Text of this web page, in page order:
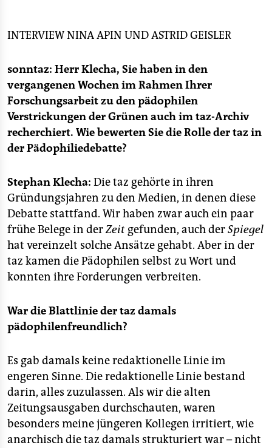
fragen & hilfe
unterstützen
abo
genossenschaft
epaper login
INTERVIEWNINA APIN UNDASTRID GEISLER
sonntaz: Herr Klecha, Sie haben in den
vergangenen Wochen im Rahmen Ihrer
Forschungsarbeit zu den pädophilen
Verstrickungen der Grünen auch im taz-Archiv
recherchiert. Wie bewerten Sie die Rolle der taz in
der Pädophiliedebatte?
Stephan Klecha: Die taz gehörte in ihren
Gründungsjahren zu den Medien, in denen diese
Debatte stattfand. Wir haben zwar auch ein paar
frühe Belege in derZeit gefunden, auch derSpiegel
hat vereinzelt solche Ansätze gehabt. Aber in der
taz kamen die Pädophilen selbst zu Wort und
konnten ihre Forderungen verbreiten.
War die Blattlinie der taz damals
pädophilenfreundlich?
Es gab damals keine redaktionelle Linie im
engeren Sinne. Die redaktionelle Linie bestand
darin, alles zuzulassen. Als wir die alten
Zeitungsausgaben durchschauten, waren
besonders meine jüngeren Kollegen irritiert, wie
anarchisch die taz damals strukturiert war – nicht